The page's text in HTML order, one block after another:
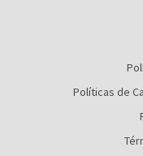
Políticas de